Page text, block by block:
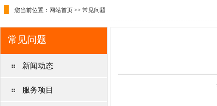
您当前位置： 网站首页 >> 常见问题
常见问题
新闻动态
服务项目